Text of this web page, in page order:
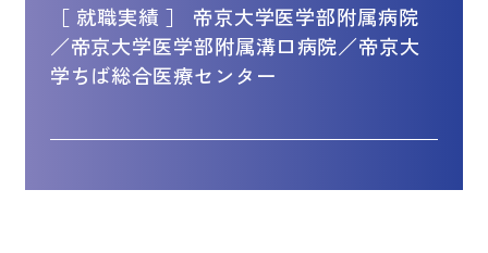
［ 就職実績 ］ 帝京大学医学部附属病院
／帝京大学医学部附属溝口病院／帝京大
学ちば総合医療センター